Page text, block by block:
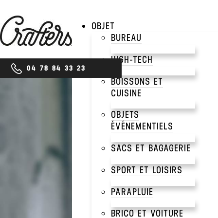
04 78 84 33 23
OBJET
BUREAU
HIGH-TECH
BOISSONS ET
CUISINE
OBJETS
ÉVÉNEMENTIELS
SACS ET BAGAGERIE
SPORT ET LOISIRS
PARAPLUIE
BRICO ET VOITURE
CORPORATE